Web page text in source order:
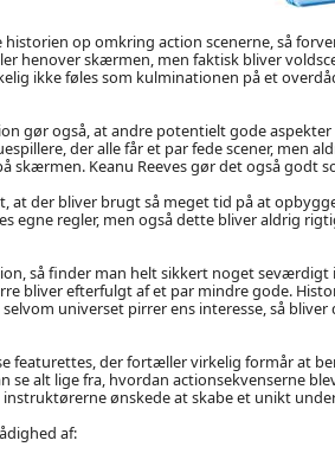
historien op omkring action scenerne, så
henover skærmen, men faktisk bliver
ikke føles som kulminationen på et
gør også, at andre potentielt gode
der alle får et par fede scener, men
skærmen. Keanu Reeves gør det også godt
at der bliver brugt så meget tid på at
egne regler, men også dette bliver aldrig
så finder man helt sikkert noget seværdigt i
bliver efterfulgt af et par mindre gode.
universet pirrer ens interesse, så
featurettes, der fortæller virkelig formår at
se alt lige fra, hvordan actionsekvenserne
ønskede at skabe et unikt
af: